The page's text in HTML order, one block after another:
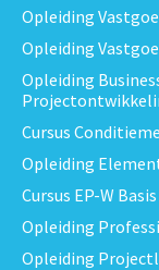
Opleiding
Opleiding
Opleiding
Cursus
Opleiding
Cursus EP-W
Opleiding
Opleiding